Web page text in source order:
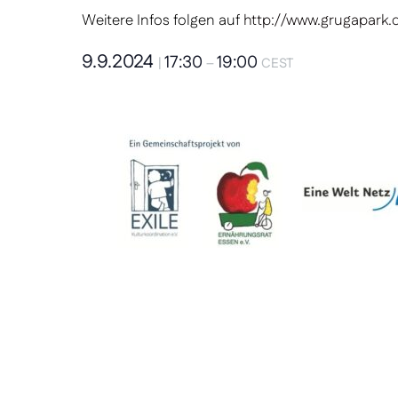
Weitere Infos folgen auf http://
9.9.2024 17:30 –19:00 CEST